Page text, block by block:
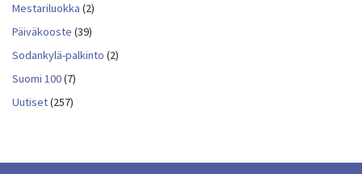
Mestariluokka (2)
Päiväkooste (39)
Sodankylä-palkinto (2)
Suomi 100(7)
Uutiset(257)